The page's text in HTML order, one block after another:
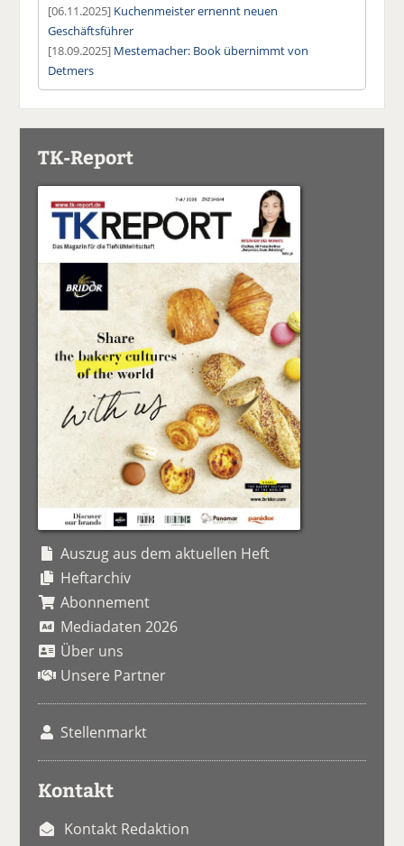
[06.11.2025] Kuchenmeister ernennt neuen
Geschäftsführer
[18.09.2025] Mestemacher: Book übernimmt von
Detmers
TK-Report
Auszug aus dem aktuellen Heft
Heftarchiv
Abonnement
Mediadaten 2026
Über uns
Unsere Partner
Stellenmarkt
Kontakt
Kontakt Redaktion